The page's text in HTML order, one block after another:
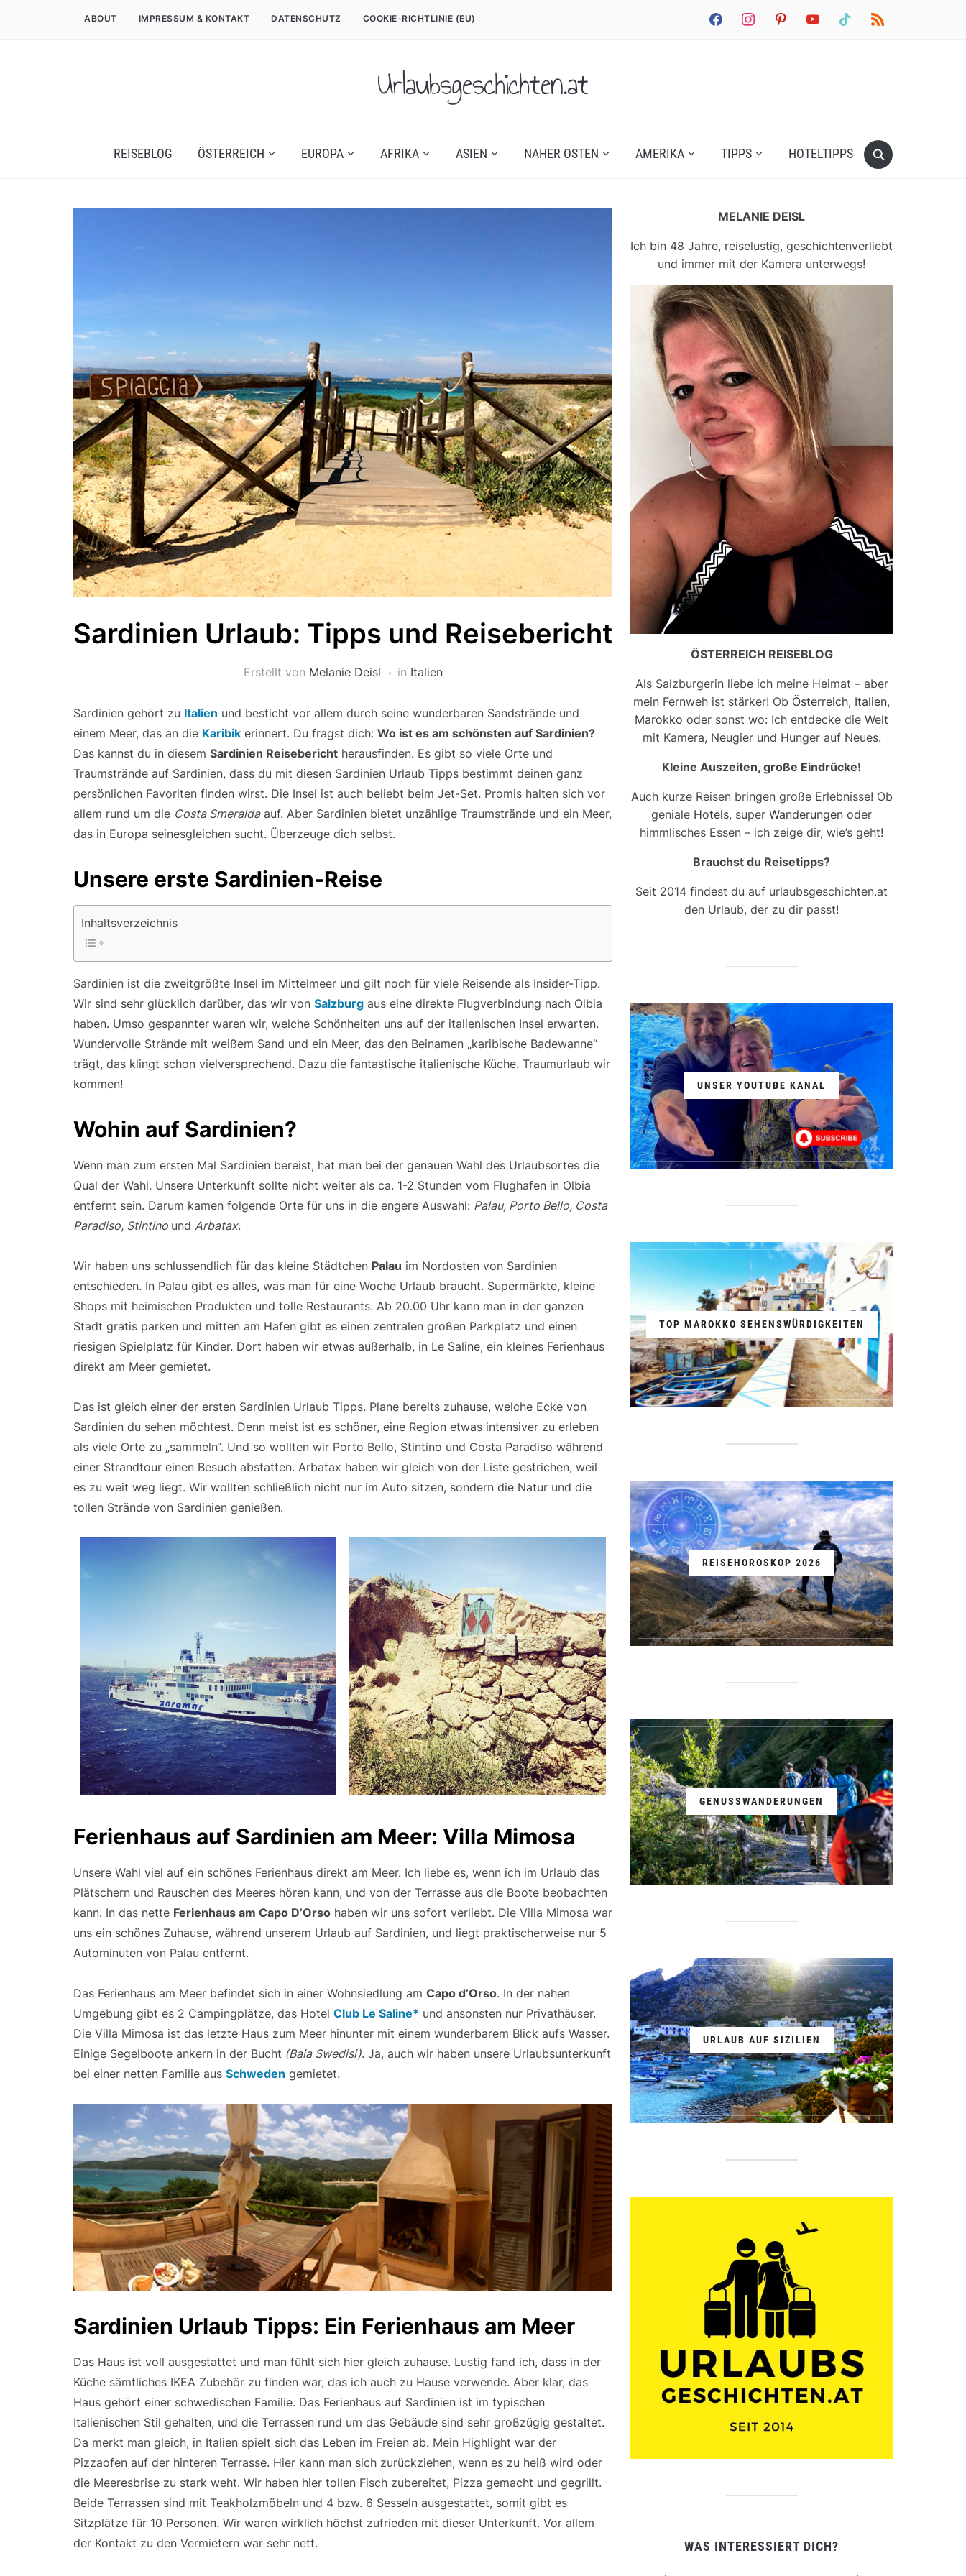
facebookinstagrampinterestyoutube tiktok rss
ABOUT IMPRESSUM & KONTAKT DATENSCHUTZ COOKIE-RICHTLINIE (EU)
Urlaubsgeschichten.at
REISEBLOG ÖSTERREICH EUROPA AFRIKA ASIEN NAHER OSTEN AMERIKA TIPPS HOTELTIPPS
Sardinien Urlaub: Tipps und Reisebericht
Erstellt von Melanie Deisl in Italien
Sardinien gehört zu Italien und besticht vor allem durch seine wunderbaren Sandstrände und
einem Meer, das an die Karibik erinnert. Du fragst dich: Wo ist es am schönsten auf Sardinien?
Das kannst du in diesem Sardinien Reisebericht herausfinden. Es gibt so viele Orte und
Traumstrände auf Sardinien, dass du mit diesen Sardinien Urlaub Tipps bestimmt deinen ganz
persönlichen Favoriten finden wirst. Die Insel ist auch beliebt beim Jet-Set. Promis halten sich vor
allem rund um die Costa Smeraldaauf. Aber Sardinien bietet unzählige Traumstrände und ein Meer,
das in Europa seinesgleichen sucht. Überzeuge dich selbst.
Unsere erste Sardinien-Reise
Inhaltsverzeichnis
Sardinien ist die zweitgrößte Insel im Mittelmeer und gilt noch für viele Reisende als Insider-Tipp.
Wir sind sehr glücklich darüber, das wir von Salzburg aus eine direkte Flugverbindung nach Olbia
haben. Umso gespannter waren wir, welche Schönheiten uns auf der italienischen Insel erwarten.
Wundervolle Strände mit weißem Sand und ein Meer, das den Beinamen „karibische Badewanne“
trägt, das klingt schon vielversprechend. Dazu die fantastische italienische Küche. Traumurlaub wir
kommen!
Wohin auf Sardinien?
Wenn man zum ersten Mal Sardinien bereist, hat man bei der genauen Wahl des Urlaubsortes die
Qual der Wahl. Unsere Unterkunft sollte nicht weiter als ca. 1-2 Stunden vom Flughafen in Olbia
entfernt sein. Darum kamen folgende Orte für uns in die engere Auswahl: Palau, Porto Bello, Costa
Paradiso, Stintino und Arbatax.
Wir haben uns schlussendlich für das kleine Städtchen Palau im Nordosten von Sardinien
entschieden. In Palau gibt es alles, was man für eine Woche Urlaub braucht. Supermärkte, kleine
Shops mit heimischen Produkten und tolle Restaurants. Ab 20.00 Uhr kann man in der ganzen
Stadt gratis parken und mitten am Hafen gibt es einen zentralen großen Parkplatz und einen
riesigen Spielplatz für Kinder. Dort haben wir etwas außerhalb, in Le Saline, ein kleines Ferienhaus
direkt am Meer gemietet.
Das ist gleich einer der ersten Sardinien Urlaub Tipps. Plane bereits zuhause, welche Ecke von
Sardinien du sehen möchtest. Denn meist ist es schöner, eine Region etwas intensiver zu erleben
als viele Orte zu „sammeln“. Und so wollten wir Porto Bello, Stintino und Costa Paradiso während
einer Strandtour einen Besuch abstatten. Arbatax haben wir gleich von der Liste gestrichen, weil
es zu weit weg liegt. Wir wollten schließlich nicht nur im Auto sitzen, sondern die Natur und die
tollen Strände von Sardinien genießen.
Ferienhaus auf Sardinien am Meer: Villa Mimosa
Unsere Wahl viel auf ein schönes Ferienhaus direkt am Meer. Ich liebe es, wenn ich im Urlaub das
Plätschern und Rauschen des Meeres hören kann, und von der Terrasse aus die Boote beobachten
kann. In das nette Ferienhaus am Capo D’Orso haben wir uns sofort verliebt. Die Villa Mimosa war
uns ein schönes Zuhause, während unserem Urlaub auf Sardinien, und liegt praktischerweise nur 5
Autominuten von Palau entfernt.
Das Ferienhaus am Meer befindet sich in einer Wohnsiedlung am Capo d’Orso. In der nahen
Umgebung gibt es 2 Campingplätze, das Hotel Club Le Saline* und ansonsten nur Privathäuser.
Die Villa Mimosa ist das letzte Haus zum Meer hinunter mit einem wunderbarem Blick aufs Wasser.
Einige Segelboote ankern in der Bucht (Baia Swedisi). Ja, auch wir haben unsere Urlaubsunterkunft
bei einer netten Familie aus Schweden gemietet.
Sardinien Urlaub Tipps: Ein Ferienhaus am Meer
Das Haus ist voll ausgestattet und man fühlt sich hier gleich zuhause. Lustig fand ich, dass in der
Küche sämtliches IKEA Zubehör zu finden war, das ich auch zu Hause verwende. Aber klar, das
Haus gehört einer schwedischen Familie. Das Ferienhaus auf Sardinien ist im typischen
Italienischen Stil gehalten, und die Terrassen rund um das Gebäude sind sehr großzügig gestaltet.
Da merkt man gleich, in Italien spielt sich das Leben im Freien ab. Mein Highlight war der
Pizzaofen auf der hinteren Terrasse. Hier kann man sich zurückziehen, wenn es zu heiß wird oder
die Meeresbrise zu stark weht. Wir haben hier tollen Fisch zubereitet, Pizza gemacht und gegrillt.
Beide Terrassen sind mit Teakholzmöbeln und 4 bzw. 6 Sesseln ausgestattet, somit gibt es
Sitzplätze für 10 Personen. Wir waren wirklich höchst zufrieden mit dieser Unterkunft. Vor allem
der Kontakt zu den Vermietern war sehr nett.
MELANIE DEISL
Ich bin 48 Jahre, reiselustig, geschichtenverliebt
und immer mit der Kamera unterwegs!
ÖSTERREICH REISEBLOG
Als Salzburgerin liebe ich meine Heimat – aber
mein Fernweh ist stärker! Ob Österreich, Italien,
Marokko oder sonst wo: Ich entdecke die Welt
mit Kamera, Neugier und Hunger auf Neues.
Kleine Auszeiten, große Eindrücke!
Auch kurze Reisen bringen große Erlebnisse! Ob
geniale Hotels, super Wanderungen oder
himmlisches Essen – ich zeige dir, wie’s geht!
Brauchst du Reisetipps?
Seit 2014 findest du auf urlaubsgeschichten.at
den Urlaub, der zu dir passt!
UNSER YOUTUBE KANAL
TOP MAROKKO SEHENSWÜRDIGKEITEN
REISEHOROSKOP 2026
GENUSSWANDERUNGEN
URLAUB AUF SIZILIEN
WAS INTERESSIERT DICH?